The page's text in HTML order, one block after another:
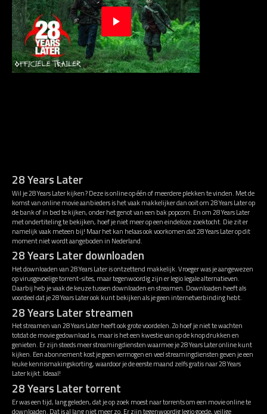
28 Years Later
Wil je 28 Years Later kijken? Deze is online op één of meerdere plekken te vinden. Met de
komst van online movie aanbieders is het vaak makkelijker dan ooit om 28 Years Later op
de bank of in bed te kijken, onder het genot van een bak popcorn. En om 28 Years Later
met ondertiteling te bekijken, hoef je niet meer op een eindeloze zoektocht. Die zit er
namelijk vaak meteen bij! Maar het kan helaas ook voorkomen dat 28 Years Later op dit
moment niet wordt aangeboden in Nederland.
28 Years Later downloaden
Het downloaden van 28 Years Later is ontzettend makkelijk. Vroeger was je aangewezen
op virusgevoelige torrent-sites, maar tegenwoordig zijn er legio legale alternatieven.
Daarbij heb je vaak de keuze tussen downloaden en streamen. Downloaden heeft als
voordeel dat je 28 Years Later ook kunt bekijken als je geen internetverbinding hebt.
28 Years Later streamen
Het streamen van 28 Years Later heeft ook grote voordelen. Zo hoef je niet te wachten
totdat de movie gedownload is, maar is het een kwestie van op de knop drukken en
genieten. Er zijn steeds meer streamingdiensten waarmee je 28 Years Later online kunt
kijken. Een abonnement kost je geen vermogen en veel streamingdiensten geven je een
leuke kennismakingskorting, waardoor je de eerste maand zelfs gratis naar 28 Years
Later kijkt. Ideaal!
28 Years Later torrent
Er was een tijd, lang geleden, dat je op zoek moest naar torrents om een movie online te
downloaden. Dat is al lang niet meer zo. Er zijn tegenwoordig legio goede, veilige